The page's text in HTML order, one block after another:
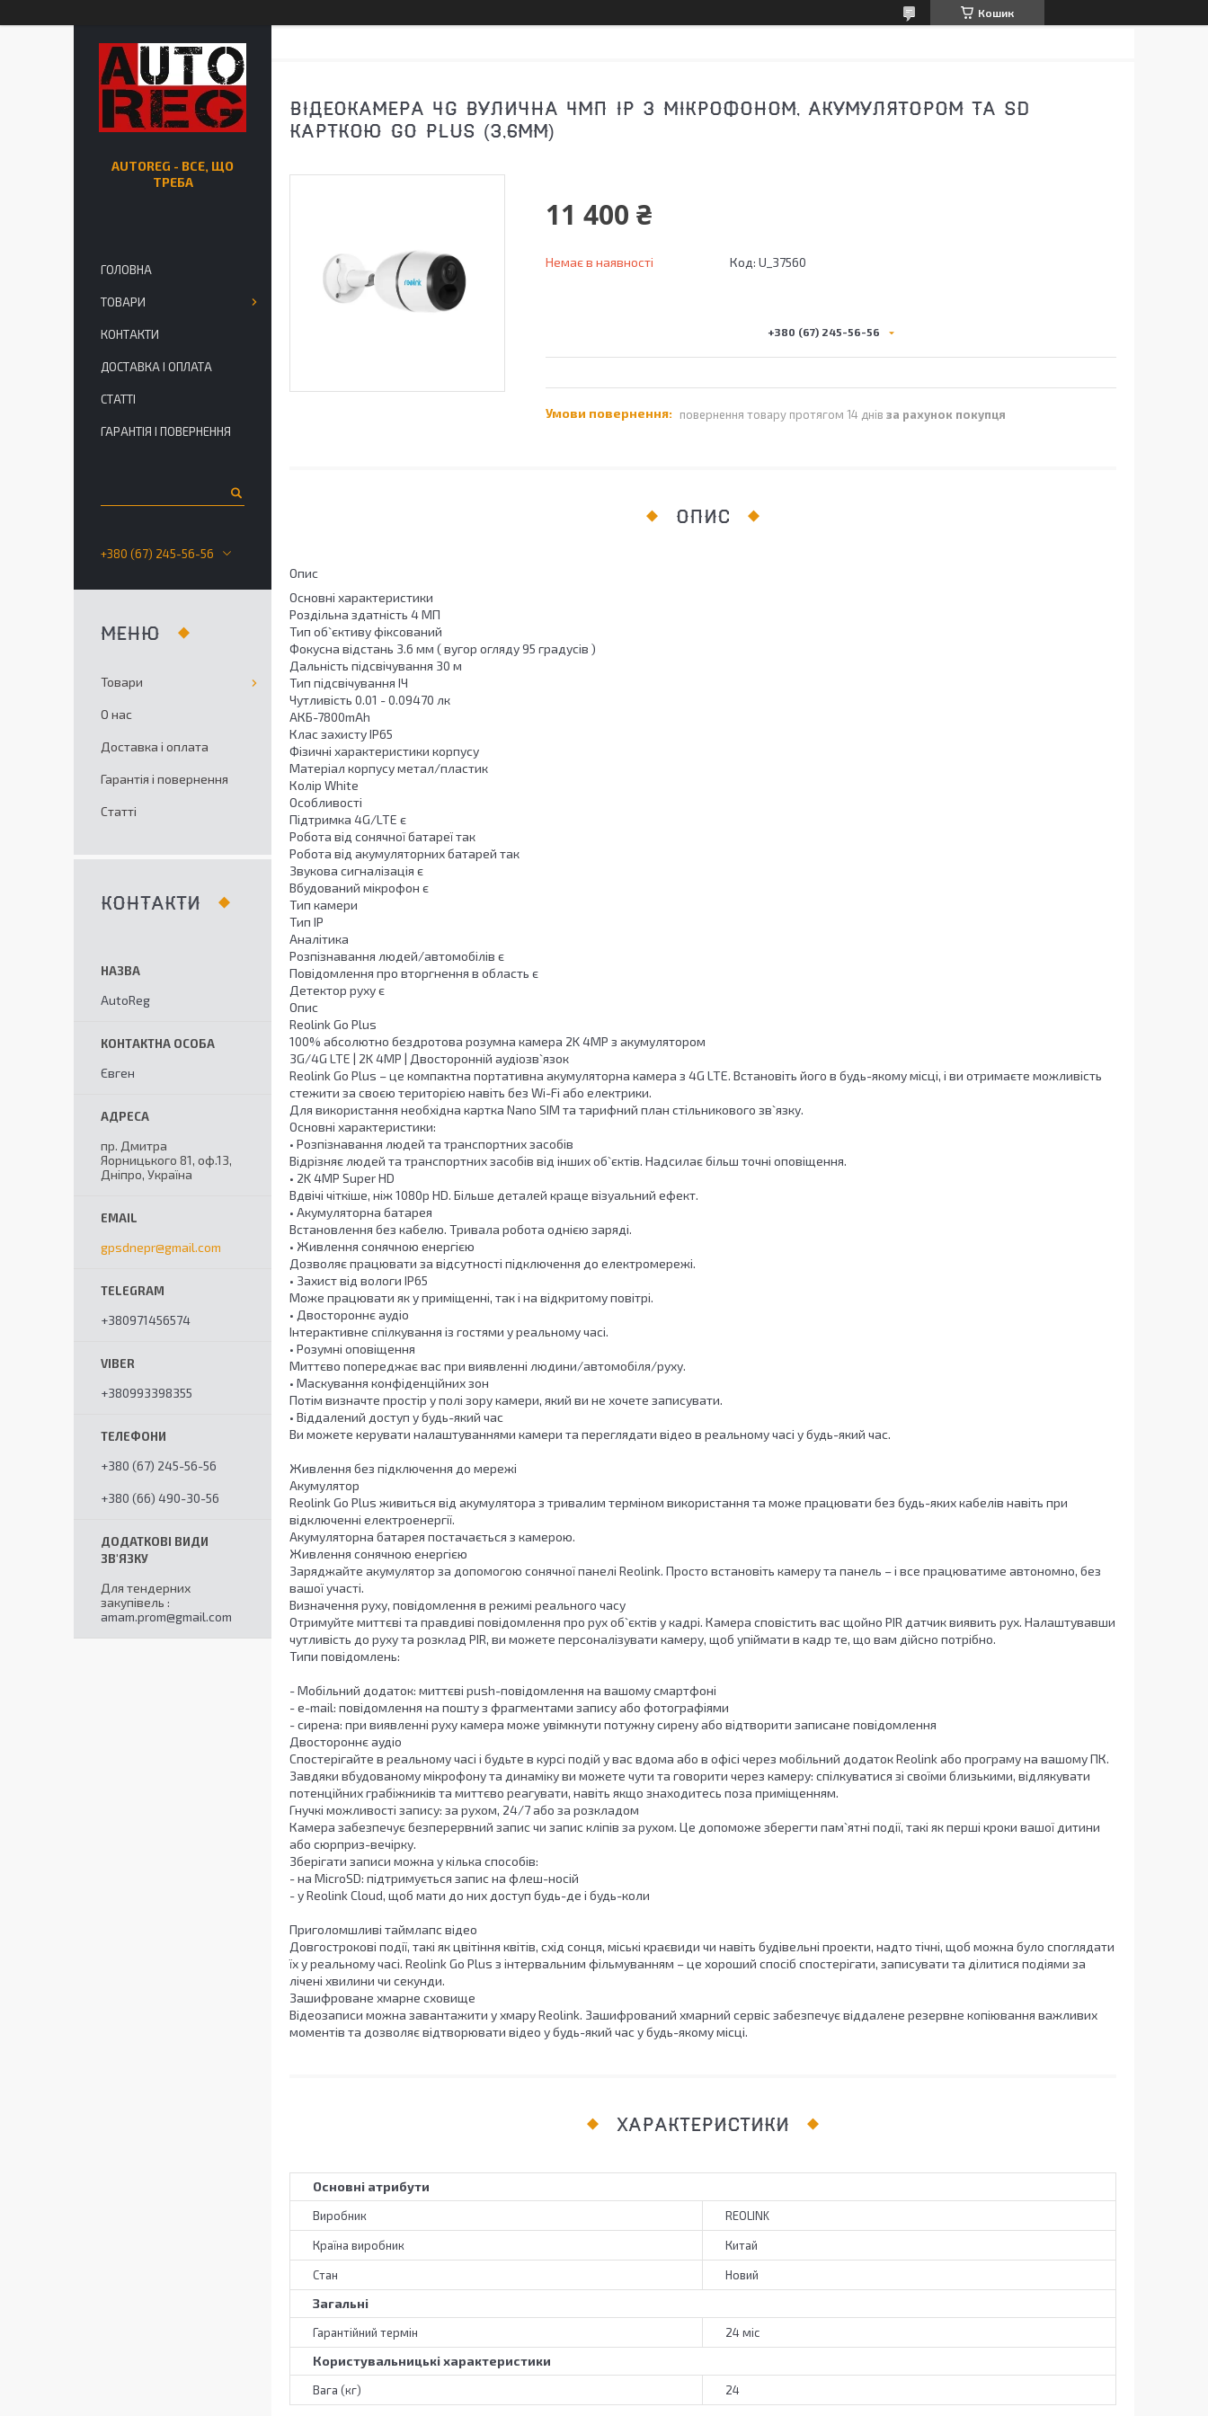
Кошик
ВІДЕОКАМЕРА 4G ВУЛИЧНА 4МП IP З МІКРОФОНОМ, АКУМУЛЯТОРОМ ТА SD
КАРТКОЮ GO PLUS (3,6ММ)
11 400 ₴
Немає в наявності Код: U_37560
+380 (67) 245-56-56
повернення товару протягом 14 днів за рахунок покупця
ОПИС
Опис
Основні характеристики
Роздільна здатність 4 МП
Тип об`єктиву фіксований
Фокусна відстань 3.6 мм ( вугор огляду 95 градусів )
Дальність підсвічування 30 м
Тип підсвічування ІЧ
Чутливість 0.01 - 0.09470 лк
АКБ-7800mAh
Клас захисту IP65
Фізичні характеристики корпусу
Матеріал корпусу метал/пластик
Колір White
Особливості
Підтримка 4G/LTE є
Робота від сонячної батареї так
Робота від акумуляторних батарей так
Звукова сигналізація є
Вбудований мікрофон є
Тип камери
Тип IP
Аналітика
Розпізнавання людей/автомобілів є
Повідомлення про вторгнення в область є
Детектор руху є
Опис
Reolink Go Plus
100% абсолютно бездротова розумна камера 2K 4MP з акумулятором
3G/4G LTE | 2K 4MP | Двосторонній аудіозв`язок
Reolink Go Plus – це компактна портативна акумуляторна камера з 4G LTE. Встановіть його в будь-якому місці, і ви отримаєте можливість
стежити за своєю територією навіть без Wi-Fi або електрики.
Для використання необхідна картка Nano SIM та тарифний план стільникового зв`язку.
Основні характеристики:
• Розпізнавання людей та транспортних засобів
Відрізняє людей та транспортних засобів від інших об`єктів. Надсилає більш точні оповіщення.
• 2K 4MP Super HD
Вдвічі чіткіше, ніж 1080p HD. Більше деталей краще візуальний ефект.
• Акумуляторна батарея
Встановлення без кабелю. Тривала робота однією заряді.
• Живлення сонячною енергією
Дозволяє працювати за відсутності підключення до електромережі.
• Захист від вологи IP65
Може працювати як у приміщенні, так і на відкритому повітрі.
• Двостороннє аудіо
Інтерактивне спілкування із гостями у реальному часі.
• Розумні оповіщення
Миттєво попереджає вас при виявленні людини/автомобіля/руху.
• Маскування конфіденційних зон
Потім визначте простір у полі зору камери, який ви не хочете записувати.
• Віддалений доступ у будь-який час
Ви можете керувати налаштуваннями камери та переглядати відео в реальному часі у будь-який час.
Живлення без підключення до мережі
Акумулятор
Reolink Go Plus живиться від акумулятора з тривалим терміном використання та може працювати без будь-яких кабелів навіть при
відключенні електроенергії.
Акумуляторна батарея постачається з камерою.
Живлення сонячною енергією
Заряджайте акумулятор за допомогою сонячної панелі Reolink. Просто встановіть камеру та панель – і все працюватиме автономно, без
вашої участі.
Визначення руху, повідомлення в режимі реального часу
Отримуйте миттєві та правдиві повідомлення про рух об`єктів у кадрі. Камера сповістить вас щойно PIR датчик виявить рух. Налаштувавши
чутливість до руху та розклад PIR, ви можете персоналізувати камеру, щоб упіймати в кадр те, що вам дійсно потрібно.
Типи повідомлень:
- Мобільний додаток: миттєві push-повідомлення на вашому смартфоні
- e-mail: повідомлення на пошту з фрагментами запису або фотографіями
- сирена: при виявленні руху камера може увімкнути потужну сирену або відтворити записане повідомлення
Двостороннє аудіо
Спостерігайте в реальному часі і будьте в курсі подій у вас вдома або в офісі через мобільний додаток Reolink або програму на вашому ПК.
Завдяки вбудованому мікрофону та динаміку ви можете чути та говорити через камеру: спілкуватися зі своїми близькими, відлякувати
потенційних грабіжників та миттєво реагувати, навіть якщо знаходитесь поза приміщенням.
Гнучкі можливості запису: за рухом, 24/7 або за розкладом
Камера забезпечує безперервний запис чи запис кліпів за рухом. Це допоможе зберегти пам`ятні події, такі як перші кроки вашої дитини
або сюрприз-вечірку.
Зберігати записи можна у кілька способів:
- на MicroSD: підтримується запис на флеш-носій
- у Reolink Cloud, щоб мати до них доступ будь-де і будь-коли
Приголомшливі таймлапс відео
Довгострокові події, такі як цвітіння квітів, схід сонця, міські краєвиди чи навіть будівельні проекти, надто тічні, щоб можна було споглядати
їх у реальному часі. Reolink Go Plus з інтервальним фільмуванням – це хороший спосіб спостерігати, записувати та ділитися подіями за
лічені хвилини чи секунди.
Зашифроване хмарне сховище
Відеозаписи можна завантажити у хмару Reolink. Зашифрований хмарний сервіс забезпечує віддалене резервне копіювання важливих
моментів та дозволяє відтворювати відео у будь-який час у будь-якому місці.
ХАРАКТЕРИСТИКИ
Основні атрибути
Виробник REOLINK
Країна виробник Китай
Стан Новий
Загальні
Гарантійний термін 24 міс
Користувальницькі характеристики
Вага (кг) 24
AUTOREG - ВСЕ, ЩО
ТРЕБА
ГОЛОВНА
ТОВАРИ
КОНТАКТИ
ДОСТАВКА І ОПЛАТА
СТАТТІ
ГАРАНТІЯ І ПОВЕРНЕННЯ
+380 (67) 245-56-56
Товари
О нас
Доставка і оплата
Гарантія і повернення
Статті
КОНТАКТИ
AutoReg
Євген
пр. Дмитра
Яорницького 81, оф.13,
Дніпро, Україна
gpsdnepr@gmail.com
+380971456574
+380993398355
+380 (67) 245-56-56
+380 (66) 490-30-56
Для тендерних
закупівель
amam.prom@gmail.com